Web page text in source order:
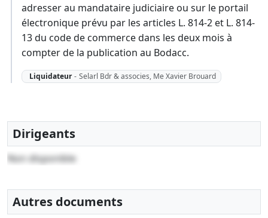
adresser au mandataire judiciaire ou sur le portail
électronique prévu par les articles L. 814-2 et L. 814-
13 du code de commerce dans les deux mois à
compter de la publication au Bodacc.
Liquidateur - Selarl Bdr & associes, Me Xavier Brouard
Dirigeants
Non disponible
Autres documents